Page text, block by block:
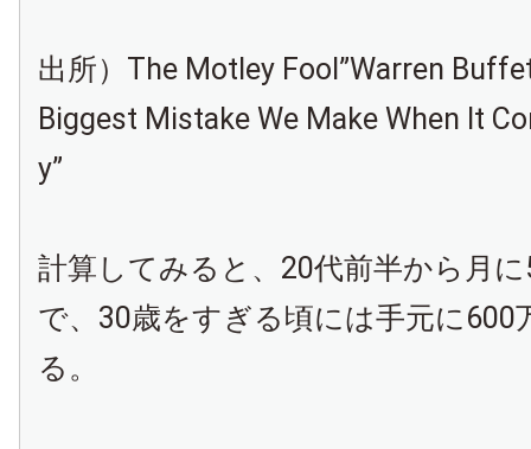
出所）The Motley Fool”Warren
Biggest Mistake We Make When It
y”
計算してみると、20代前半から月
で、30歳をすぎる頃には手元に600
る。